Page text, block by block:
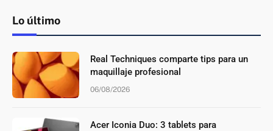
Lo último
Real Techniques comparte tips para un
maquillaje profesional
06/08/2026
Acer Iconia Duo: 3 tablets para